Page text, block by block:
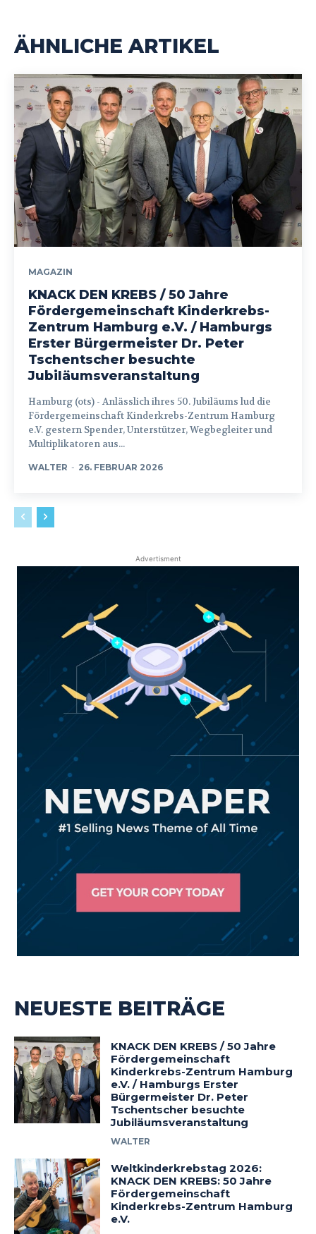
ÄHNLICHE ARTIKEL
MAGAZIN
KNACK DEN KREBS / 50 Jahre
Fördergemeinschaft Kinderkrebs-
Zentrum Hamburg e.V. / Hamburgs
Erster Bürgermeister Dr. Peter
Tschentscher besuchte
Jubiläumsveranstaltung
Hamburg (ots) - Anlässlich ihres 50. Jubiläums lud die
Fördergemeinschaft Kinderkrebs-Zentrum Hamburg
e.V. gestern Spender, Unterstützer, Wegbegleiter und
Multiplikatoren aus...
WALTER - 26. FEBRUAR 2026
Advertisment
NEUESTE BEITRÄGE
KNACK DEN KREBS / 50 Jahre
Fördergemeinschaft
Kinderkrebs-Zentrum Hamburg
e.V. / Hamburgs Erster
Bürgermeister Dr. Peter
Tschentscher besuchte
Jubiläumsveranstaltung
WALTER
Weltkinderkrebstag 2026:
KNACK DEN KREBS: 50 Jahre
Fördergemeinschaft
Kinderkrebs-Zentrum Hamburg
e.V.